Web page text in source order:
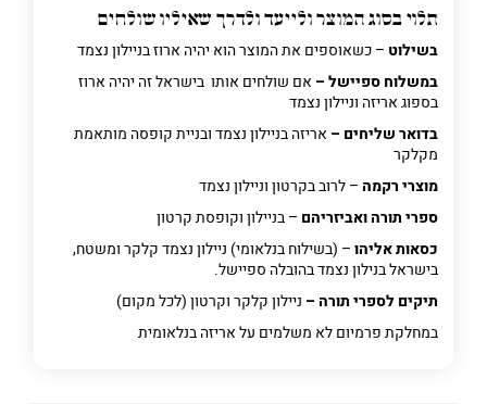
פרט
על
מה
מדובר
פרט על מה מדובר
תלוי בסוג המוצר ולייעד ולדרך שאיליו שולחים
בשילוט – כשאוספים את המוצר הוא יהיה ארוז בניילון נצמד
במשלוח ספיישל – אם שולחים אותו בישראל זה יהיה ארוז
בספוג אריזה וניילון נצמד
בדואר שליחים – אריזה בניילון נצמד ובניית קופסה מותאמת
מקלקר
מוצרי רקמה – לרוב בקרטון וניילון נצמד
ספרי תורה ואביזריהם – בניילון וקופסת קרטון
כסאות אליהו– (בשילוח בנלאומי) ניילון נצמד קלקר ומשטח,
בישראל בנילון נצמד בהובלה ספיישל.
תיקים לספרי תורה – ניילון קלקר וקרטון (לכל מקום)
במחלקת פרמיוםלא משלמים על אריזה בנלאומית